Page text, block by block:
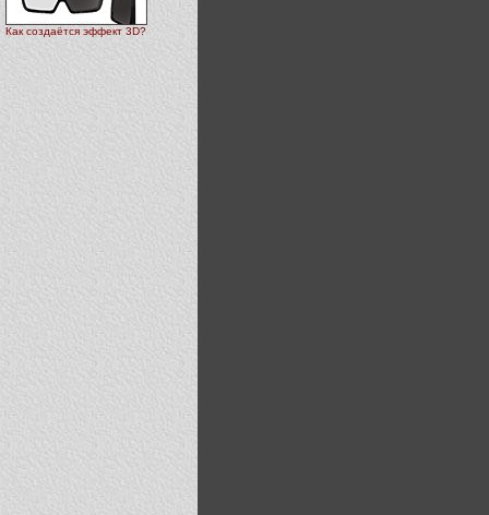
Как создаётся эффект 3D?